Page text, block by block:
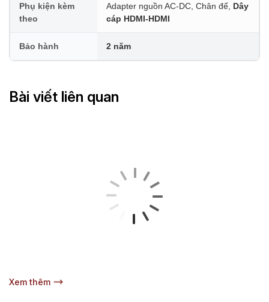
Phụ kiện kèm
theo
Adapter nguồn AC-DC, Chân đế, Dây
cáp HDMI-HDMI
Bảo hành 2 năm
Bài viết liên quan
Xem thêm